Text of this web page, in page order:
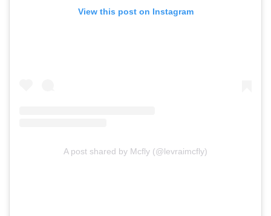
View this post on Instagram
A post shared by Mcfly (@levraimcfly)